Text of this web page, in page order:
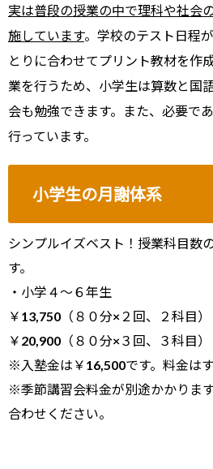
実は普段の授業の中で理科や社会
施しています。学校のテスト日程
とりに合わせてプリント教材を作
業を行うため、小学生は算数と国
会も勉強できます。また、必要で
行っています。
小学生の月謝体系
シンプルイズベスト！授業科目数
す。
・小学４～６年生
￥13,750（８０分×２回、２科目）
￥20,900（８０分×３回、３科目）
※入塾金は￥16,500です。料金はす
※季節講習会料金が別途かかりま
合わせください。